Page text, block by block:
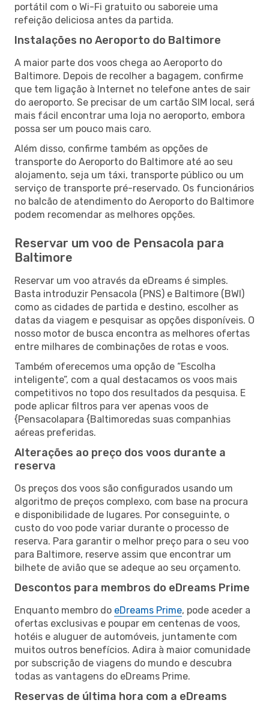
portátil com o Wi-Fi gratuito ou saboreie uma
refeição deliciosa antes da partida.
Instalações no Aeroporto do Baltimore
A maior parte dos voos chega ao Aeroporto do
Baltimore. Depois de recolher a bagagem, confirme
que tem ligação à Internet no telefone antes de sair
do aeroporto. Se precisar de um cartão SIM local, será
mais fácil encontrar uma loja no aeroporto, embora
possa ser um pouco mais caro.
Além disso, confirme também as opções de
transporte do Aeroporto do Baltimore até ao seu
alojamento, seja um táxi, transporte público ou um
serviço de transporte pré-reservado. Os funcionários
no balcão de atendimento do Aeroporto do Baltimore
podem recomendar as melhores opções.
Reservar um voo de Pensacola para
Baltimore
Reservar um voo através da eDreams é simples.
Basta introduzir Pensacola (PNS) e Baltimore (BWI)
como as cidades de partida e destino, escolher as
datas da viagem e pesquisar as opções disponíveis. O
nosso motor de busca encontra as melhores ofertas
entre milhares de combinações de rotas e voos.
Também oferecemos uma opção de “Escolha
inteligente”, com a qual destacamos os voos mais
competitivos no topo dos resultados da pesquisa. E
pode aplicar filtros para ver apenas voos de
{Pensacolapara {Baltimoredas suas companhias
aéreas preferidas.
Alterações ao preço dos voos durante a
reserva
Os preços dos voos são configurados usando um
algoritmo de preços complexo, com base na procura
e disponibilidade de lugares. Por conseguinte, o
custo do voo pode variar durante o processo de
reserva. Para garantir o melhor preço para o seu voo
para Baltimore, reserve assim que encontrar um
bilhete de avião que se adeque ao seu orçamento.
Descontos para membros do eDreams Prime
Enquanto membro do eDreams Prime, pode aceder a
ofertas exclusivas e poupar em centenas de voos,
hotéis e aluguer de automóveis, juntamente com
muitos outros benefícios. Adira à maior comunidade
por subscrição de viagens do mundo e descubra
todas as vantagens do eDreams Prime.
Reservas de última hora com a eDreams